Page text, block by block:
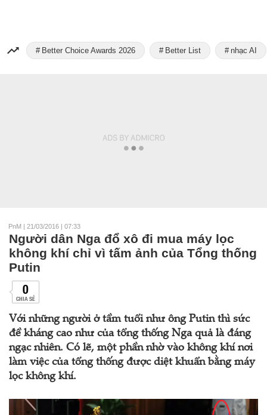
Better Choice Awards 2026 Better List nhạc AI
PnM | 21/03/2016 | 07:33
Người dân Nga đổ xô đi mua máy lọc
không khí chỉ vì tấm ảnh của Tổng thống
Putin
0
CHIA SẺ
Với những người ở tầm tuổi như ông Putin thì sức
đề kháng cao như của tổng thống Nga quả là đáng
ngạc nhiên. Có lẽ, một phần nhờ vào không khí nơi
làm việc của tổng thống được diệt khuẩn bằng máy
lọc không khí.